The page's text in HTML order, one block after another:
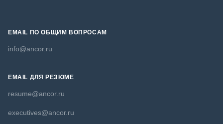
EMAIL ПО ОБЩИМ ВОПРОСАМ
info@ancor.ru
EMAIL ДЛЯ РЕЗЮМЕ
resume@ancor.ru
executives@ancor.ru